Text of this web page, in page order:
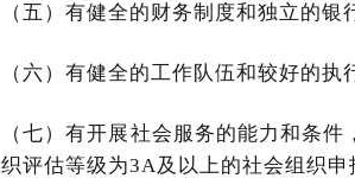
（五）有健全的财务制度和独立的银
（六）有健全的工作队伍和较好的执
（七）有开展社会服务的能力和条
织评估等级为3A及以上的社会组织申